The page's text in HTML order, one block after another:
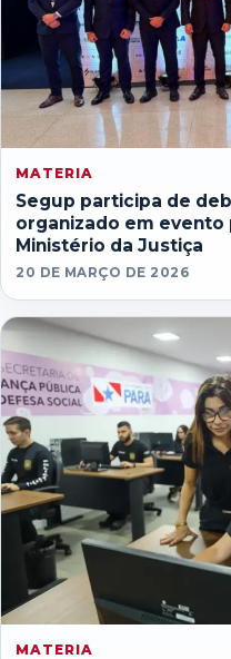
MATERIA
Segup participa de
organizado em
Ministério da Justiça
20 DE MARÇO DE 2026
MATERIA